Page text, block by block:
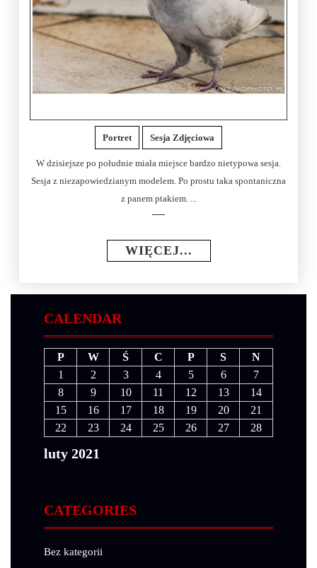
Portret Sesja Zdjęciowa
W dzisiejsze po południe miała miejsce bardzo nietypowa sesja.
Sesja z niezapowiedzianym modelem. Po prostu taka spontaniczna
z panem ptakiem. ...
WIĘCEJ...
CALENDAR
luty 2021
P W Ś C P S
N
1
2 3 4 5 6
7
8
9 10 11 12 13
14
15
16 17 18 19 20
21
22
23 24 25 26 27 28
CATEGORIES
Bez kategorii